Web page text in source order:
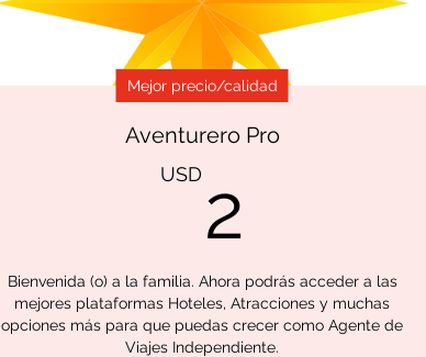
Mejor precio/calidad
Aventurero Pro
USD 2
Bienvenida (o) a la familia. Ahora podrás acceder a las
mejores plataformas Hoteles, Atracciones y muchas
opciones más para que puedas crecer como Agente de
Viajes Independiente.